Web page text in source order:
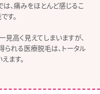
、痛みをほとんど感じるこ
す。
高く見えてしまいますが、
れる医療脱毛は、トータル
ます。